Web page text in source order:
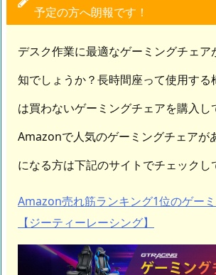
予定の方へ朗報です！
デスク作業に最適なゲーミングチェア
知でしょうか？長時間座って使用する
は買わないゲーミングチェアを購入し
Amazonで人気のゲーミングチェアが
になる方は下記のサイトでチェックし
Amazon売れ筋ランキング1位のゲーミ
【ジーティーレーシング】